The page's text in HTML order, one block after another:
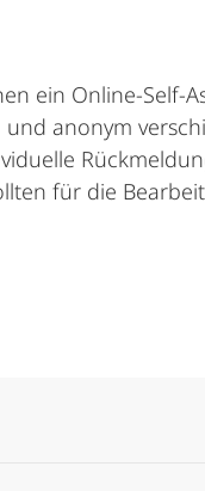
ein Online-Self-
anonym
für die